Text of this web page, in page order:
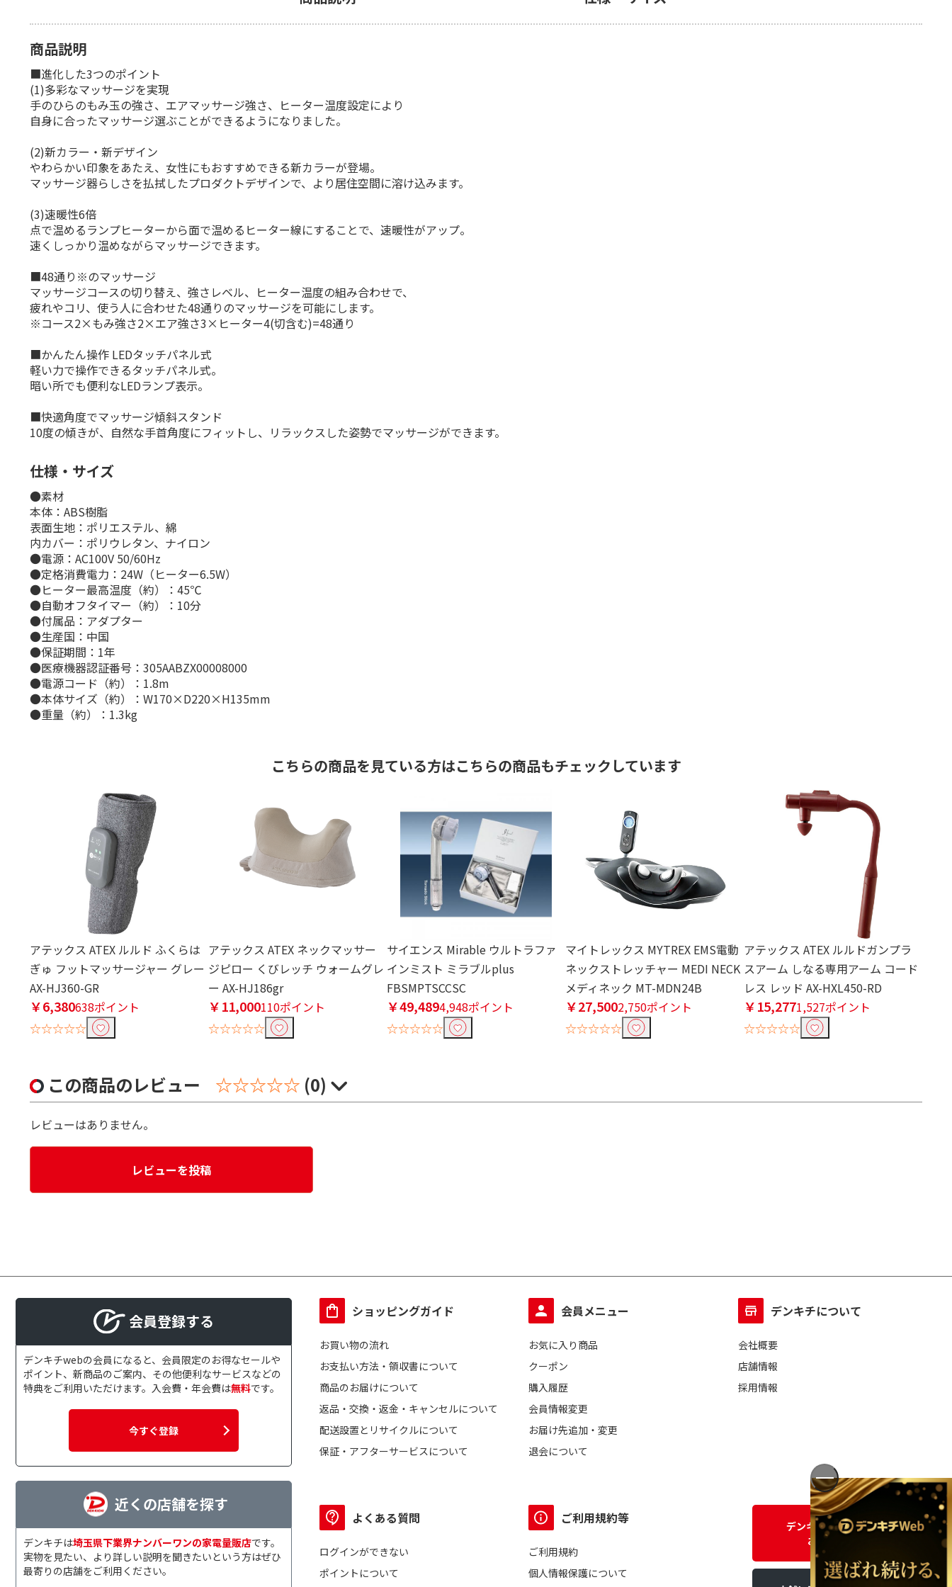
商品説明
■進化した3つのポイント
(1)多彩なマッサージを実現
手のひらのもみ玉の強さ、エアマッサージ強さ、ヒーター温度設定により
自身に合ったマッサージ選ぶことができるようになりました。
(2)新カラー・新デザイン
やわらかい印象をあたえ、女性にもおすすめできる新カラーが登場。
マッサージ器らしさを払拭したプロダクトデザインで、より居住空間に溶け込みます。
(3)速暖性6倍
点で温めるランプヒーターから面で温めるヒーター線にすることで、速暖性がアップ。
速くしっかり温めながらマッサージできます。
■48通り※のマッサージ
マッサージコースの切り替え、強さレベル、ヒーター温度の組み合わせで、
疲れやコリ、使う人に合わせた48通りのマッサージを可能にします。
※コース2×もみ強さ2×エア強さ3×ヒーター4(切含む)=48通り
■かんたん操作 LEDタッチパネル式
軽い力で操作できるタッチパネル式。
暗い所でも便利なLEDランプ表示。
■快適角度でマッサージ傾斜スタンド
10度の傾きが、自然な手首角度にフィットし、リラックスした姿勢でマッサージができます。
仕様・サイズ
●素材
本体：ABS樹脂
表面生地：ポリエステル、綿
内カバー：ポリウレタン、ナイロン
●電源：AC100V 50/60Hz
●定格消費電力：24W（ヒーター6.5W）
●ヒーター最高温度（約）：45℃
●自動オフタイマー（約）：10分
●付属品：アダプター
●生産国：中国
●保証期間：1年
●医療機器認証番号：305AABZX00008000
●電源コード（約）：1.8m
●本体サイズ（約）：W170×D220×H135mm
●重量（約）：1.3kg
こちらの商品を見ている方はこちらの商品もチェックしています
アテックス ATEX ルルド ふくらは
ぎゅ フットマッサージャー グレー
AX-HJ360-GR
￥6,380638ポイント
☆☆☆☆☆
アテックス ATEX ネックマッサー
ジピロー くびレッチ ウォームグレ
ー AX-HJ186gr
￥11,000110ポイント
☆☆☆☆☆
サイエンス Mirable ウルトラファ
インミスト ミラブルplus
FBSMPTSCCSC
￥49,4894,948ポイント
☆☆☆☆☆
マイトレックス MYTREX EMS電動
ネックストレッチャー MEDI NECK
メディネック MT-MDN24B
￥27,5002,750ポイント
☆☆☆☆☆
アテックス ATEX ルルドガンプラ
スアーム しなる専用アーム コード
レス レッド AX-HXL450-RD
￥15,2771,527ポイント
☆☆☆☆☆
この商品のレビュー ☆☆☆☆☆ (0)
レビューはありません。
レビューを投稿
会員登録する
デンキチwebの会員になると、会員限定のお得なセールや
ポイント、新商品のご案内、その他便利なサービスなどの
特典をご利用いただけます。入会費・年会費は無料です。
今すぐ登録
近くの店舗を探す
デンキチは埼玉県下業界ナンバーワンの家電量販店です。
実物を見たい、より詳しい説明を聞きたいという方はぜひ
最寄りの店舗をご利用ください。
ショッピングガイド
お買い物の流れ
お支払い方法・領収書について
商品のお届けについて
返品・交換・返金・キャンセルについて
配送設置とリサイクルについて
保証・アフターサービスについて
会員メニュー
お気に入り商品
クーポン
購入履歴
会員情報変更
お届け先追加・変更
退会について
デンキチについて
会社概要
店舗情報
採用情報
よくある質問
ログインができない
ポイントについて
ご利用規約等
ご利用規約
個人情報保護について
デンキチWEBに関する
お問い合わせ